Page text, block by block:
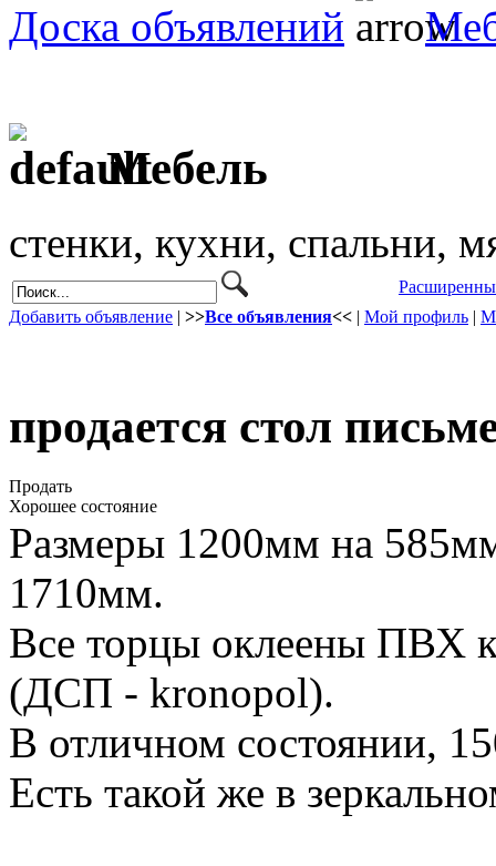
Доска объявлений
Мебель
стенки, кухни, спальни,
Добавить объявление | >>Все объявления<< | Мой профиль |
продается стол
Продать
Хорошее состояние
Размеры 1200мм на
1710мм.
Все торцы оклеены ПВХ
(ДСП - kronopol).
В отличном состоянии,
Есть такой же в